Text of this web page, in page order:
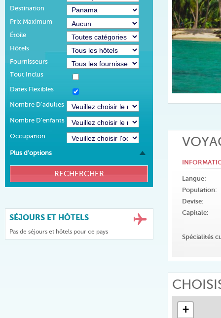
Destination
Prix Maximum
Étoile
Hôtels
Fournisseurs
Tout Inclus
Dates Flexibles
Nombre D'adultes
Nombre D'enfants
Occupation
Plus d'options
SÉJOURS ET HÔTELS
Pas de séjours et hôtels pour ce pays
Langue:
Population:
Devise:
Capitale:
Spécialités
+